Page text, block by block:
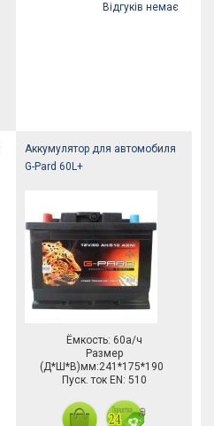
Відгуків немає
Аккумулятор для автомобиля
G-Pard 60L+
Ёмкость: 60а/ч
Размер
(Д*Ш*В)мм:241*175*190
Пуск. ток EN: 510